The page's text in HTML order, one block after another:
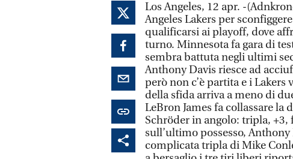
Los Angeles, 12 apr. -
Angeles Lakers per
qualificarsi ai playoff, dove
turno. Minnesota fa gara di
sembra battuta negli ultimi
Anthony Davis riesce ad
però non c’è partita e i
della sfida arriva a meno di
LeBron James fa collassare la
Schröder in angolo: tripla, +3,
sull’ultimo possesso,
complicata tripla di Mike